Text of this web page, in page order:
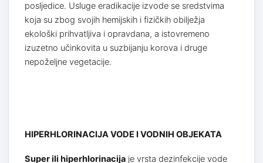
posljedice. Usluge eradikacije izvode se sredstvima
koja su zbog svojih hemijskih i fizičkih obilježja
ekološki prihvatljiva i opravdana, a istovremeno
izuzetno učinkovita u suzbijanju korova i druge
nepoželjne vegetacije.
HIPERHLORINACIJA VODE I VODNIH OBJEKATA
Super ili hiperhlorinacijaje vrsta dezinfekcije vode